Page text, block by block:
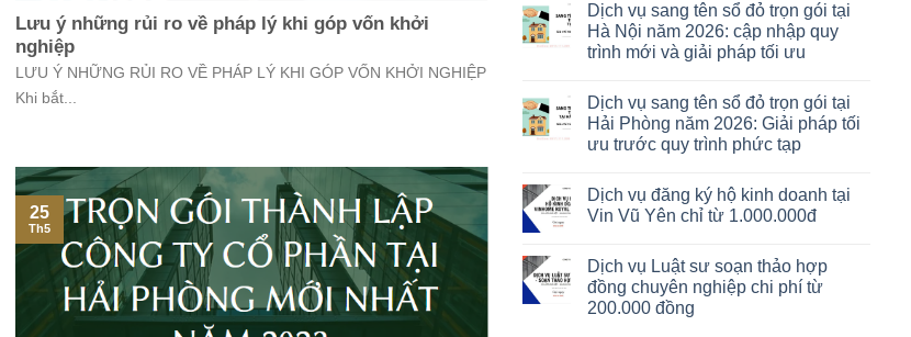
Lưu ý những rủi ro về pháp lý khi góp vốn khởi
nghiệp
LƯU Ý NHỮNG RỦI RO VỀ PHÁP LÝ KHI GÓP VỐN KHỞI NGHIỆP
Khi bắt...
25
Th5
Dịch vụ sang tên sổ đỏ trọn gói tại
Hà Nội năm 2026: cập nhập quy
trình mới và giải pháp tối ưu
Dịch vụ sang tên sổ đỏ trọn gói tại
Hải Phòng năm 2026: Giải pháp tối
ưu trước quy trình phức tạp
Dịch vụ đăng ký hộ kinh doanh tại
Vin Vũ Yên chỉ từ 1.000.000đ
Dịch vụ Luật sư soạn thảo hợp
đồng chuyên nghiệp chi phí từ
200.000 đồng